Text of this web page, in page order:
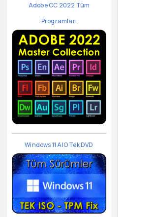
Adobe CC 2022 Tüm
Programları
Windows 11 AIO Tek DVD